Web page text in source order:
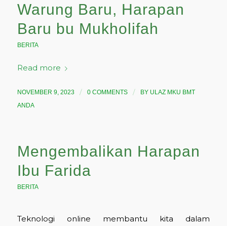
Warung Baru, Harapan
Baru bu Mukholifah
BERITA
Read more
NOVEMBER 9, 2023 / 0 COMMENTS / BY ULAZ MKU BMT
ANDA
Mengembalikan Harapan
Ibu Farida
BERITA
Teknologi online membantu kita dalam